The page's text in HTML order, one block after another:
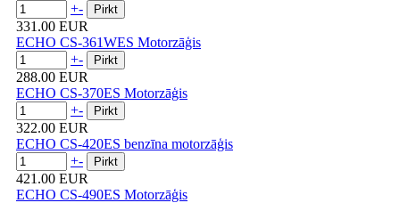
+-
331.00 EUR
ECHO CS-361WES Motorzāģis
+-
288.00 EUR
ECHO CS-370ES Motorzāģis
+-
322.00 EUR
ECHO CS-420ES benzīna motorzāģis
+-
421.00 EUR
ECHO CS-490ES Motorzāģis